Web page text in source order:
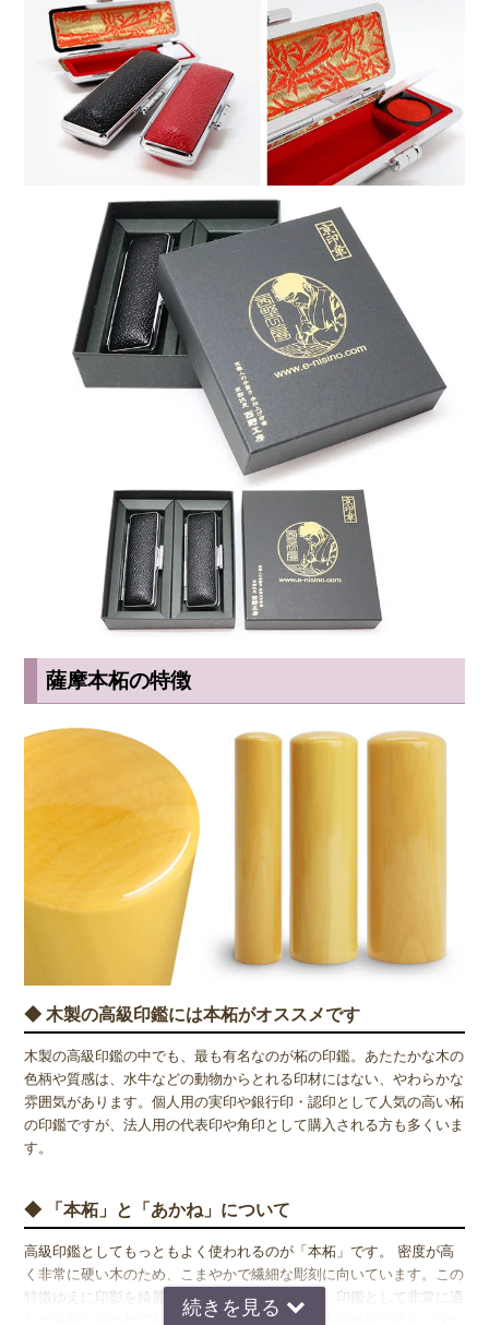
薩摩本柘の特徴
◆ 木製の高級印鑑には本柘がオススメです
木製の高級印鑑の中でも、最も有名なのが柘の印鑑。あたたかな木の
色柄や質感は、水牛などの動物からとれる印材にはない、やわらかな
雰囲気があります。個人用の実印や銀行印・認印として人気の高い柘
の印鑑ですが、法人用の代表印や角印として購入される方も多くいま
す。
◆ 「本柘」と「あかね」について
高級印鑑としてもっともよく使われるのが「本柘」です。 密度が高
く非常に硬い木のため、こまやかで繊細な彫刻に向いています。この
特徴ゆえに印影を綺麗に彫り上げることができ、印鑑として非常に適
した素材と言われております。ただし、本柘の木は成長が遅く、なか